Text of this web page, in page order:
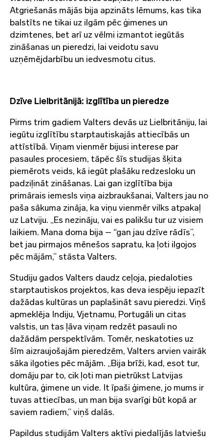
Atgriešanās mājās bija apzināts lēmums, kas tika
balstīts ne tikai uz ilgām pēc ģimenes un
dzimtenes, bet arī uz vēlmi izmantot iegūtās
zināšanas un pieredzi, lai veidotu savu
uzņēmējdarbību un iedvesmotu citus.
Dzīve Lielbritānijā: izglītība un pieredze
Pirms trim gadiem Valters devās uz Lielbritāniju, lai
iegūtu izglītību starptautiskajās attiecībās un
attīstībā. Viņam vienmēr bijusi interese par
pasaules procesiem, tāpēc šīs studijas šķita
piemērots veids, kā iegūt plašāku redzesloku un
padziļināt zināšanas. Lai gan izglītība bija
primārais iemesls viņa aizbraukšanai, Valters jau no
paša sākuma zināja, ka viņu vienmēr vilks atpakaļ
uz Latviju. „Es nezināju, vai es palikšu tur uz visiem
laikiem. Mana doma bija – “gan jau dzīve rādīs”,
bet jau pirmajos mēnešos sapratu, ka ļoti ilgojos
pēc mājām,” stāsta Valters​.
Studiju gados Valters daudz ceļoja, piedaloties
starptautiskos projektos, kas deva iespēju iepazīt
dažādas kultūras un paplašināt savu pieredzi. Viņš
apmeklēja Indiju, Vjetnamu, Portugāli un citas
valstis, un tas ļāva viņam redzēt pasauli no
dažādām perspektīvām. Tomēr, neskatoties uz
šīm aizraujošajām pieredzēm, Valters arvien vairāk
sāka ilgoties pēc mājām. „Bija brīži, kad, esot tur,
domāju par to, cik ļoti man pietrūkst Latvijas
kultūra, ģimene un vide. It īpaši ģimene, jo mums ir
tuvas attiecības, un man bija svarīgi būt kopā ar
saviem radiem,” viņš dalās.
Papildus studijām Valters aktīvi piedalījās latviešu